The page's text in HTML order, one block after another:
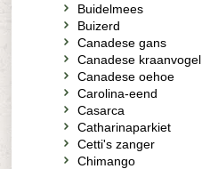
Buidelmees
Buizerd
Canadese gans
Canadese kraanvogel
Canadese oehoe
Carolina-eend
Casarca
Catharinaparkiet
Cetti's zanger
Chimango